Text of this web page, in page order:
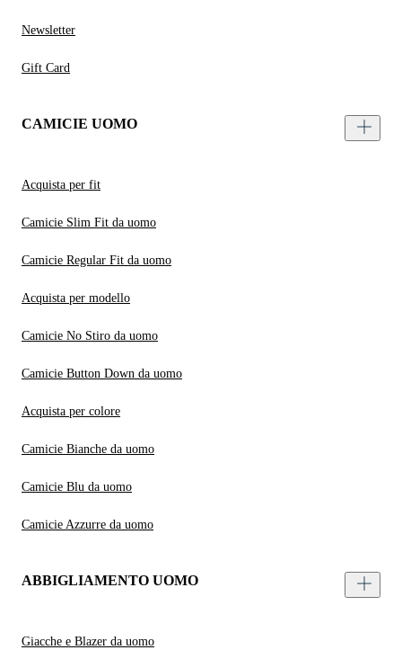
Newsletter
Gift Card
CAMICIE UOMO
Acquista per fit
Camicie Slim Fit da uomo
Camicie Regular Fit da uomo
Acquista per modello
Camicie No Stiro da uomo
Camicie Button Down da uomo
Acquista per colore
Camicie Bianche da uomo
Camicie Blu da uomo
Camicie Azzurre da uomo
ABBIGLIAMENTO UOMO
Giacche e Blazer da uomo